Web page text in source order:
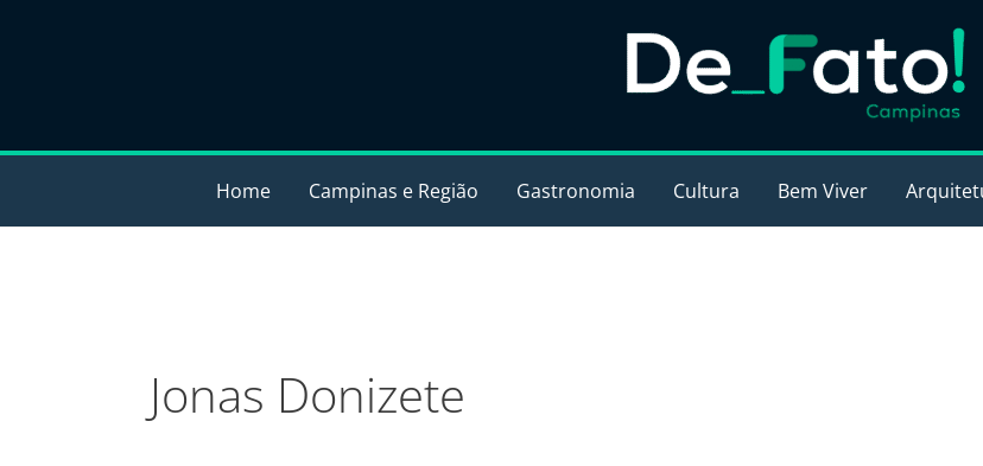
Home Campinas e Região Gastronomia Cultura Bem Viver
Jonas Donizete